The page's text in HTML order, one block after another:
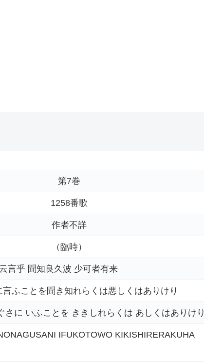
第7巻
1258番歌
作者不詳
（臨時）
言乎 聞知良久波 少可者有来
ふことを聞き知れらくは悪しくはありけり
さに いふことを ききしれらくは あしくはありけり
IFUKOTOWO KIKISHIRERAKUHA